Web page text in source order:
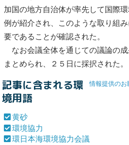
加国の地方自治体が率先して国際
例が紹介され、このような取り組
要であることが確認された。
なお会議全体を通じての議論の成
まとめられ、２５日に採択された。
情報提供のお
記事に含まれる環
境用語
黄砂
環境協力
環日本海環境協力会議